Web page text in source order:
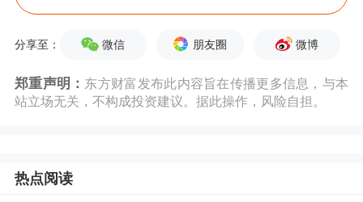
道称该公司接近推出微信AI助手。
布的2026年第一季度业绩显示，总营收
907.9亿元，收入端延续稳健增长态
分享至： 微信 朋友圈 微博
郑重声明： 东方财富发布此内容旨在传播更多信息，与本
站立场无关，不构成投资建议。据此操作，风险自担。
热点阅读